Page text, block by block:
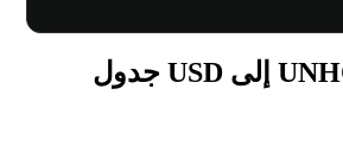
تحويل من UNHON إلى USD جدول